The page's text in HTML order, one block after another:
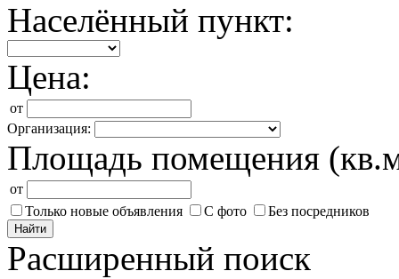
Населённый пункт:
Цена:
от
Организация:
Площадь помещения
от
Только новые объявления
С фото Без посредников
Найти
Расширенный поиск